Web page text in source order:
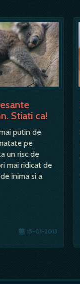
Stiati ca!
putin de
pe
un risc de
mai ridicat de
inima si a
15-01-2013